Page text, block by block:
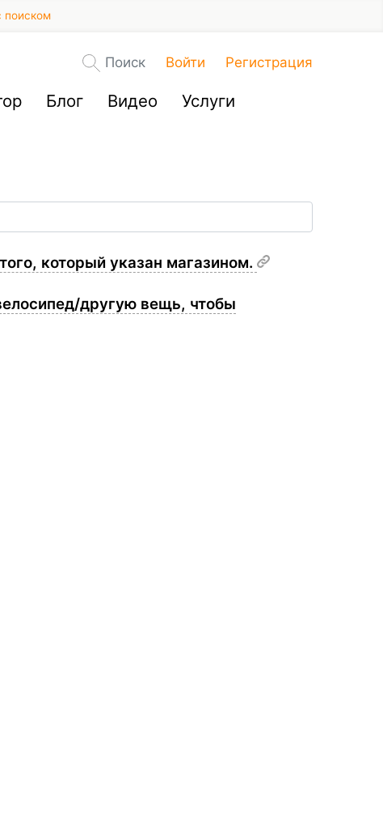
поиском
Поиск Войти Регистрация
Блог Видео Услуги
который указан магазином.
другую вещь, чтобы